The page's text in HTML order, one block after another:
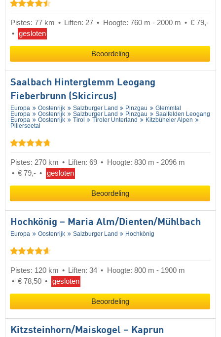
Pistes: 77 km Liften: 27 Hoogte: 760 m - 2000 m
€ 79,-
gesloten
Beoordeling
Saalbach Hinterglemm Leogang
Fieberbrunn (Skicircus)
Europa Oostenrijk Salzburger Land Pinzgau
Glemmtal
Europa
Oostenrijk Salzburger Land Pinzgau
Saalfelden Leogang
Europa
Oostenrijk Tirol Tiroler Unterland
Kitzbüheler Alpen
Pillerseetal
Pistes: 270 km Liften: 69
Hoogte: 830 m - 2096 m
€ 79,-
gesloten
Beoordeling
Hochkönig – Maria Alm/​Dienten/​Mühlbach
Europa Oostenrijk Salzburger Land Hochkönig
Pistes: 120 km Liften: 34
Hoogte: 800 m - 1900 m
€ 78,50
gesloten
Beoordeling
Kitzsteinhorn/​Maiskogel – Kaprun